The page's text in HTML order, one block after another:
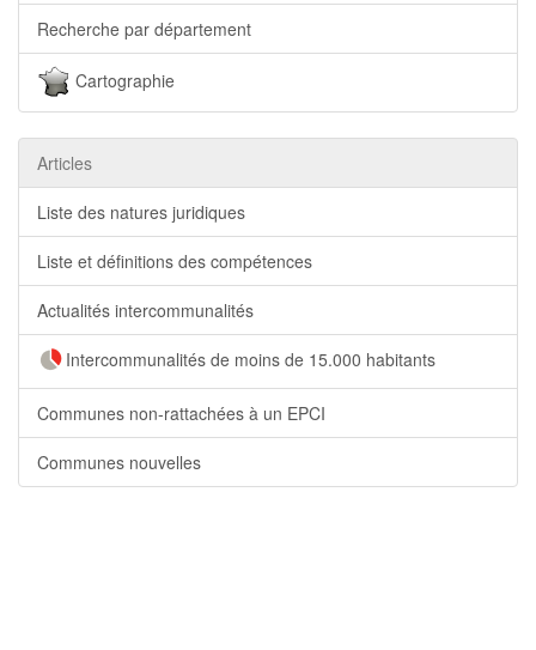
Recherche par département
Cartographie
Articles
Liste des natures juridiques
Liste et définitions des compétences
Actualités intercommunalités
Intercommunalités de moins de 15.000 habitants
Communes non-rattachées à un EPCI
Communes nouvelles